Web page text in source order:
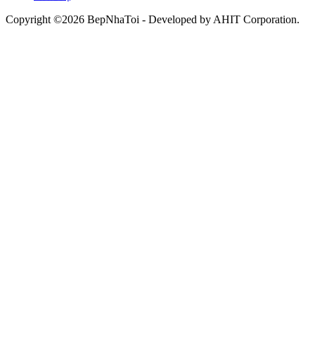
Copyright ©2026 BepNhaToi - Developed by AHIT Corporation.